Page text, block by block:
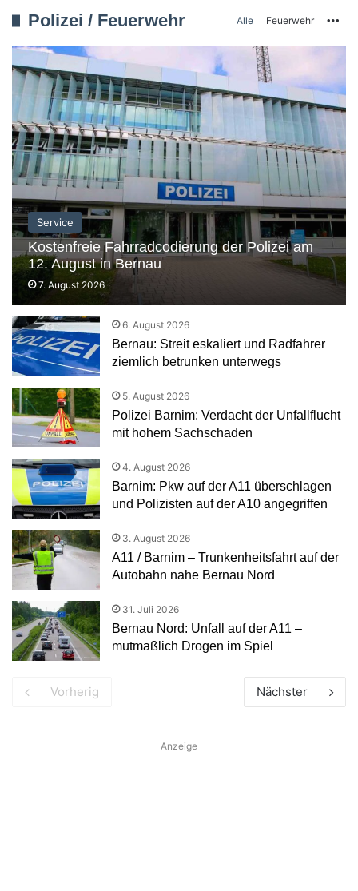
Polizei / Feuerwehr Alle Feuerwehr
Service
Kostenfreie Fahrradcodierung der Polizei am
12. August in Bernau
7. August 2026
6. August 2026
Bernau: Streit eskaliert und Radfahrer
ziemlich betrunken unterwegs
5. August 2026
Polizei Barnim: Verdacht der Unfallflucht
mit hohem Sachschaden
4. August 2026
Barnim: Pkw auf der A11 überschlagen
und Polizisten auf der A10 angegriffen
3. August 2026
A11 / Barnim – Trunkenheitsfahrt auf der
Autobahn nahe Bernau Nord
31. Juli 2026
Bernau Nord: Unfall auf der A11 –
mutmaßlich Drogen im Spiel
Vorherig Nächster
Anzeige